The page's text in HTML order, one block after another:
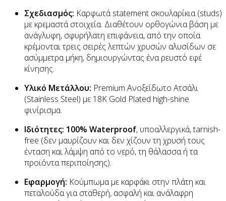
Σχεδιασμός: Καρφωτά statement σκουλαρίκια (studs)
με κρεμαστά στοιχεία. Διαθέτουν ορθογώνια βάση με
ανάγλυφη, σφυρήλατη επιφάνεια, από την οποία
κρέμονται τρεις σειρές λεπτών χρυσών αλυσίδων σε
ασύμμετρα μήκη, δημιουργώντας ένα ρευστό εφέ
κίνησης.
Υλικό Μετάλλου: Premium Ανοξείδωτο Ατσάλι
(Stainless Steel) με 18K Gold Plated high-shine
φινίρισμα.
Ιδιότητες: 100% Waterproof, υποαλλεργικά, tarnish-
free (δεν μαυρίζουν και δεν χίζουν τη χρυσή τους
ένταση και λάμψη από το νερό, τη θάλασσα ή τα
προϊόντα περιποίησης).
Εφαρμογή: Κούμπωμα με καρφάκι στην πλάτη και
πεταλούδα για σταθερή, ασφαλή και ανάλαφρη